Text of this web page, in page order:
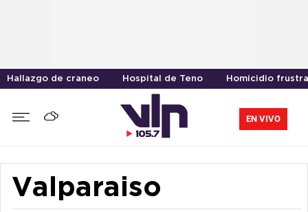
Hallazgo de craneo Hospital de Teno Homicidio
EN VIVO
Valparaiso